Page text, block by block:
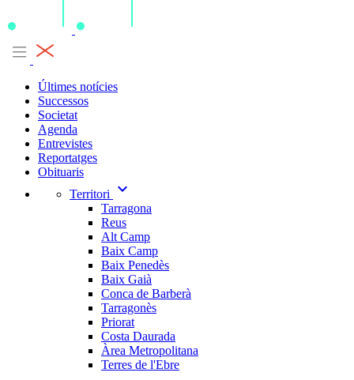
Últimes notícies
Successos
Societat
Agenda
Entrevistes
Reportatges
Obituaris
Territori
expand_more
Tarragona
Reus
Alt Camp
Baix Camp
Baix Penedès
Baix Gaià
Conca de Barberà
Tarragonès
Priorat
Costa Daurada
Àrea Metropolitana
Terres de l'Ebre